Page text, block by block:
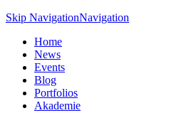
Skip NavigationNavigation
Home
News
Events
Blog
Portfolios
Akademie